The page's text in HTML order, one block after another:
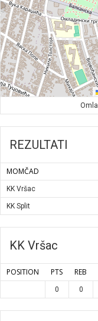
REZULTATI
MOMČAD
KK Vršac
KK Split
KK Vršac
POSITION PTS REB
0 0